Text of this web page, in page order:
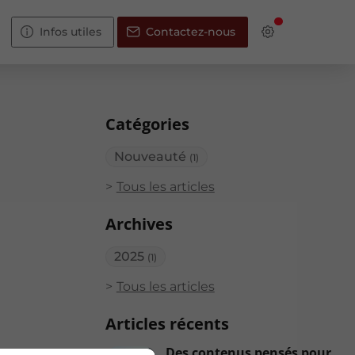
Infos utiles Contactez-nous
Catégories
Nouveauté (1)
Tous les articles
Archives
2025 (1)
Tous les articles
Articles récents